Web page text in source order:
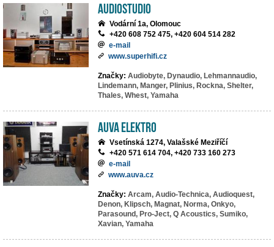
AudioStudio
Vodární 1a, Olomouc
+420 608 752 475, +420 604 514 282
e-mail
www.superhifi.cz
Značky: Audiobyte, Dynaudio, Lehmannaudio,
Lindemann, Manger, Plinius, Rockna, Shelter,
Thales, Whest, Yamaha
AuVa elektro
Vsetínská 1274, Valašské Meziříčí
+420 571 614 704, +420 733 160 273
e-mail
www.auva.cz
Značky: Arcam, Audio-Technica, Audioquest,
Denon, Klipsch, Magnat, Norma, Onkyo,
Parasound, Pro-Ject, Q Acoustics, Sumiko,
Xavian, Yamaha